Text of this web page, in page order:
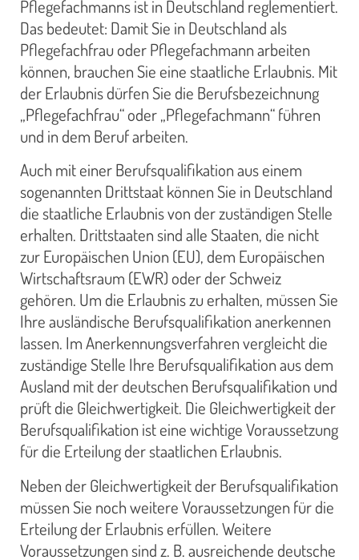
Pflegefachmanns ist in Deutschland reglementiert.
Das bedeutet: Damit Sie in Deutschland als
Pflegefachfrau oder Pflegefachmann arbeiten
können, brauchen Sie eine staatliche Erlaubnis. Mit
der Erlaubnis dürfen Sie die Berufsbezeichnung
„Pflegefachfrau“ oder „Pflegefachmann“ führen
und in dem Beruf arbeiten.
Auch mit einer Berufsqualifikation aus einem
sogenannten Drittstaat können Sie in Deutschland
die staatliche Erlaubnis von der zuständigen Stelle
erhalten. Drittstaaten sind alle Staaten, die nicht
zur Europäischen Union (EU), dem Europäischen
Wirtschaftsraum (EWR) oder der Schweiz
gehören. Um die Erlaubnis zu erhalten, müssen Sie
Ihre ausländische Berufsqualifikation anerkennen
lassen. Im Anerkennungsverfahren vergleicht die
zuständige Stelle Ihre Berufsqualifikation aus dem
Ausland mit der deutschen Berufsqualifikation und
prüft die Gleichwertigkeit. Die Gleichwertigkeit der
Berufsqualifikation ist eine wichtige Voraussetzung
für die Erteilung der staatlichen Erlaubnis.
Neben der Gleichwertigkeit der Berufsqualifikation
müssen Sie noch weitere Voraussetzungen für die
Erteilung der Erlaubnis erfüllen. Weitere
Voraussetzungen sind z. B. ausreichende deutsche